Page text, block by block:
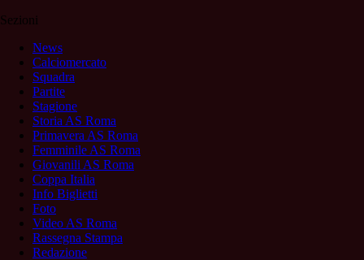
Sezioni
News
Calciomercato
Squadra
Partite
Stagione
Storia AS Roma
Primavera AS Roma
Femminile AS Roma
Giovanili AS Roma
Coppa Italia
Info Biglietti
Foto
Video AS Roma
Rassegna Stampa
Redazione